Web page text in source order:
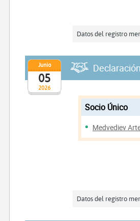
Datos del registro
2026
Junio
05
Socio Único
Medvediev
Datos del registro